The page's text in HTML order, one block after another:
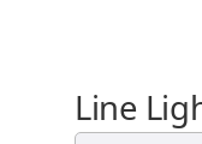
Line